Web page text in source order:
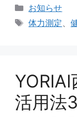
カ
テ
ゴ
お知らせ
タ
体力測定 、
活用法